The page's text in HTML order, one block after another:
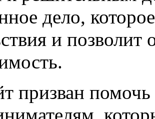
дело,
и
призван